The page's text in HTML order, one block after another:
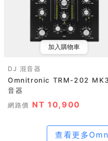
加入購物車
DJ 混音器
Omnitronic TRM-202
音器
網路價 NT 10,900
查看更多